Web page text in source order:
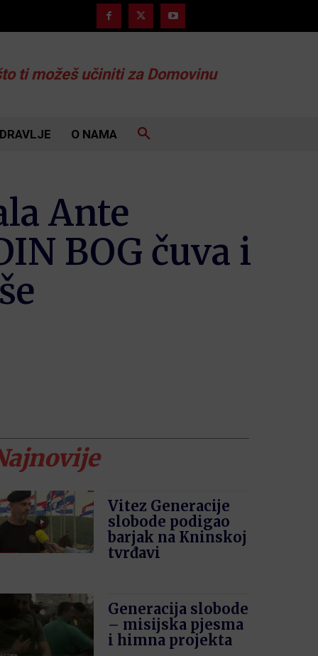
ti možeš učiniti za Domovinu
O NAMA
Ante
BOG čuva i
Vitez Generacije
slobode podigao
barjak na Kninskoj
tvrđavi
Generacija slobode
– misijska pjesma
i himna projekta